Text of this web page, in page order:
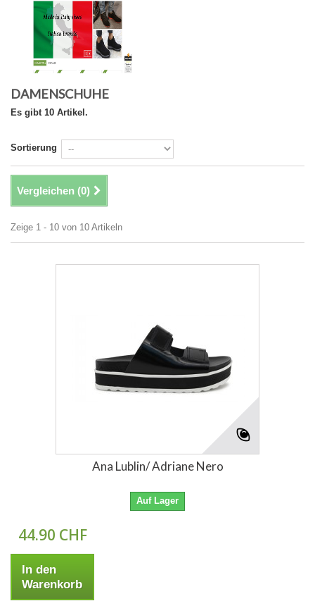
DAMENSCHUHE
Es gibt 10 Artikel.
Sortierung
Vergleichen (0)
Zeige 1 - 10 von 10 Artikeln
Ana Lublin/ Adriane Nero
Auf Lager
44.90 CHF
In den
Warenkorb